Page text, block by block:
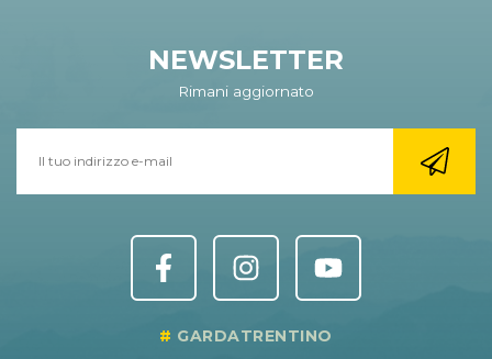
NEWSLETTER
Rimani aggiornato
GARDATRENTINO